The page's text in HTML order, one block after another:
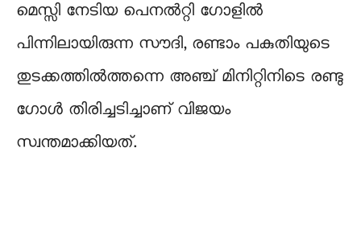
മെസ്സി നേടിയ പെനൽറ്റി ഗോളിൽ
പിന്നിലായിരുന്ന സൗദി, രണ്ടാം പകുതിയുടെ
തുടക്കത്തിൽത്തന്നെ അഞ്ച് മിനിറ്റിനിടെ രണ്ടു
ഗോൾ തിരിച്ചടിച്ചാണ് വിജയം
സ്വന്തമാക്കിയത്.